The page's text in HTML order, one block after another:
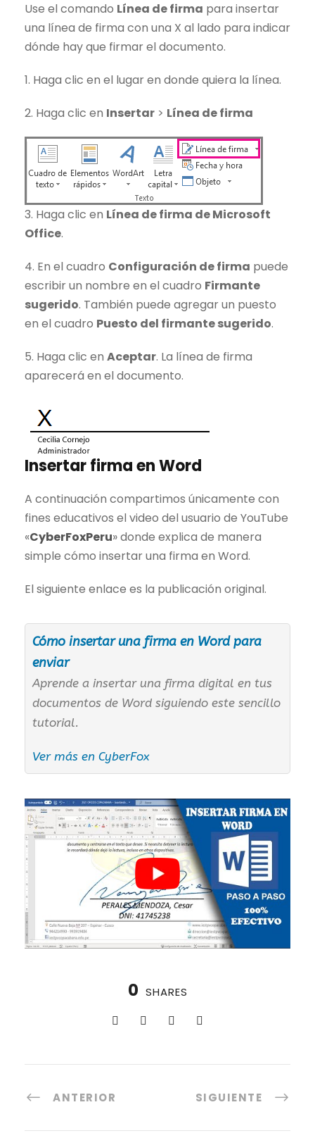
Use el comando Línea de firma para insertar
una línea de firma con una X al lado para indicar
dónde hay que firmar el documento.
1. Haga clic en el lugar en donde quiera la línea.
2. Haga clic en Insertar > Línea de firma
3. Haga clic en Línea de firma de Microsoft
Office.
4. En el cuadro Configuración de firma puede
escribir un nombre en el cuadro Firmante
sugerido. También puede agregar un puesto
en el cuadro Puesto del firmante sugerido.
5. Haga clic en Aceptar. La línea de firma
aparecerá en el documento.
Insertar firma en Word
A continuación compartimos únicamente con
fines educativos el video del usuario de YouTube
«CyberFoxPeru» donde explica de manera
simple cómo insertar una firma en Word.
El siguiente enlace es la publicación original.
Cómo insertar una firma en Word para
enviar
Aprende a insertar una firma digital en tus
documentos de Word siguiendo este sencillo
tutorial.
Ver más en CyberFox
0 SHARES
ANTERIOR SIGUIENTE